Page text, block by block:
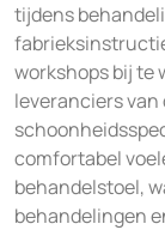
tijdens
workshops bij te
leveranciers van
comfortabel
behandelstoel,
behandelingen